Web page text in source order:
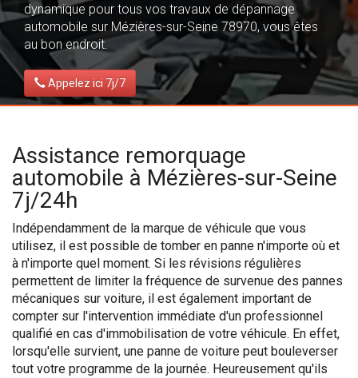
dynamique pour tous vos travaux de dépannage
automobile sur Mézières-sur-Seine 78970, vous êtes
au bon endroit.
Appelez ici 7j/7
Assistance remorquage
automobile à Mézières-sur-Seine
7j/24h
Indépendamment de la marque de véhicule que vous
utilisez, il est possible de tomber en panne n'importe où et
à n'importe quel moment. Si les révisions régulières
permettent de limiter la fréquence de survenue des pannes
mécaniques sur voiture, il est également important de
compter sur l'intervention immédiate d'un professionnel
qualifié en cas d'immobilisation de votre véhicule. En effet,
lorsqu'elle survient, une panne de voiture peut bouleverser
tout votre programme de la journée. Heureusement qu'ils